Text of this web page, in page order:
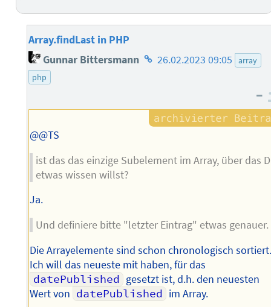
Array.findLast in PHP
Gunnar Bittersmann Homepage
26.02.2023 09:05
array
php
–
@@TS
ist das das einzige Subelement im Array, über das
etwas wissen willst?
Ja.
Und definiere bitte "letzter Eintrag" etwas genauer.
Die Arrayelemente sind schon chronologisch
Ich will das neueste mit haben, für das
datePublished gesetzt ist, d.h. den neuesten
Wert von datePublished im Array.